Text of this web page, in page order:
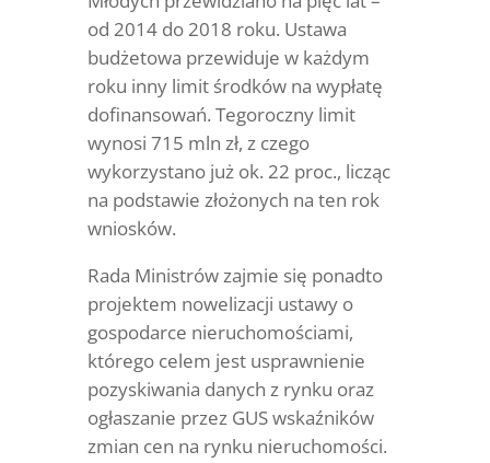
od 2014 do 2018 roku. Ustawa
budżetowa przewiduje w każdym
roku inny limit środków na wypłatę
dofinansowań. Tegoroczny limit
wynosi 715 mln zł, z czego
wykorzystano już ok. 22 proc., licząc
na podstawie złożonych na ten rok
wniosków.
Rada Ministrów zajmie się ponadto
projektem nowelizacji ustawy o
gospodarce nieruchomościami,
którego celem jest usprawnienie
pozyskiwania danych z rynku oraz
ogłaszanie przez GUS wskaźników
zmian cen na rynku nieruchomości.